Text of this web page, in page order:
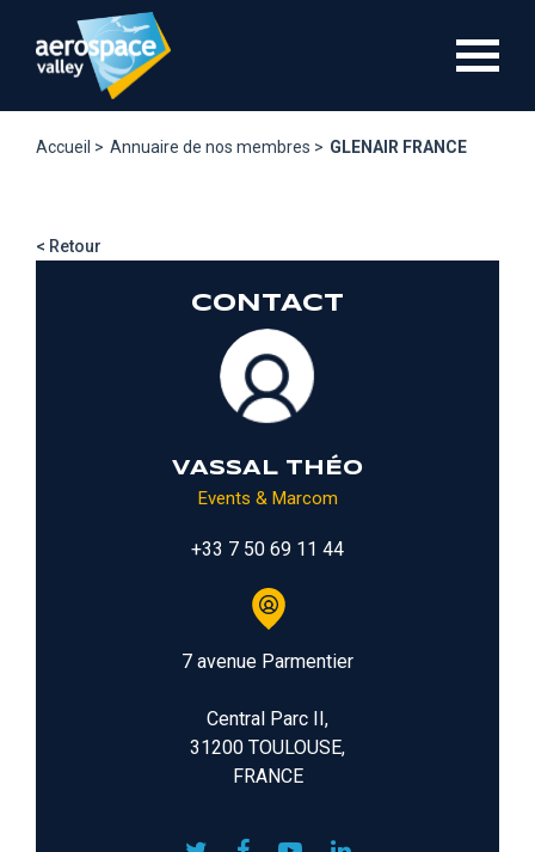
contenu
Accueil > Annuaire de nos membres > GLENAIR FRANCE
< Retour
CONTACT
VASSAL THÉO
Events & Marcom
+33 7 50 69 11 44
7 avenue Parmentier
Central Parc II,
31200 TOULOUSE,
FRANCE